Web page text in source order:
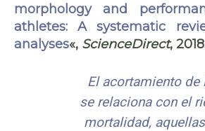
morphology and
athletes: A systematic
analyses«, ScienceDirect,
El acortamiento
se relaciona con el
mortalidad,